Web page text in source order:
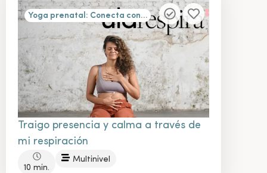
Traigo presencia y calma a través de
mi respiración
Yoga prenatal: Conecta con tu cuerpo y tu bebé en cada etapa – para principiantes
10 min.
Multinivel